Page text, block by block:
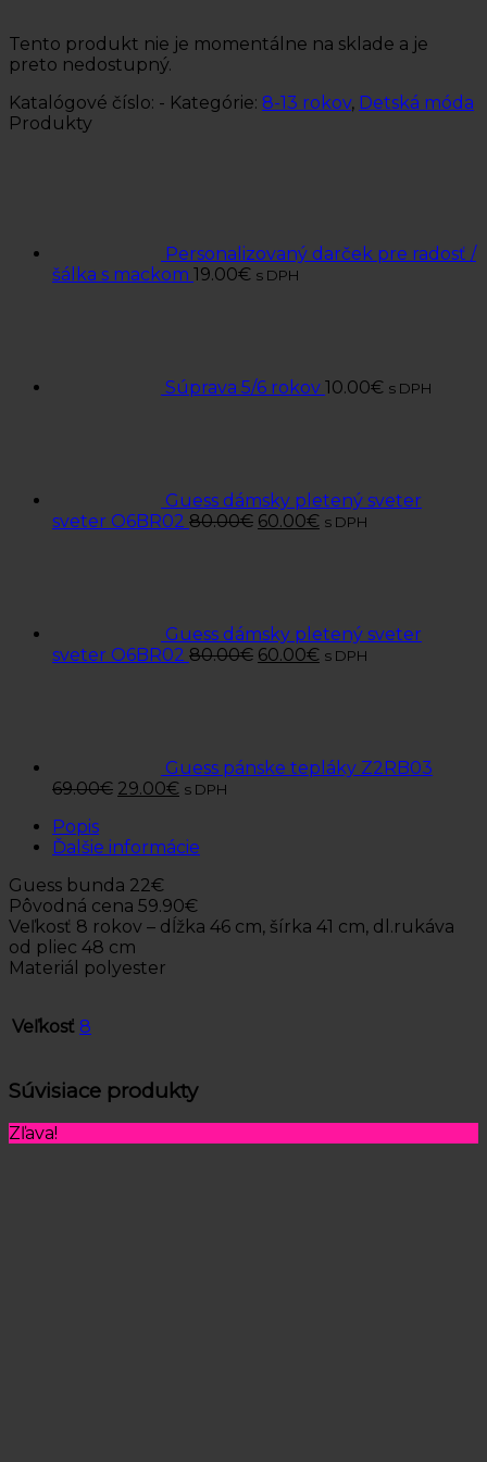
Tento produkt nie je momentálne na sklade a je
preto nedostupný.
Katalógové číslo: - Kategórie: 8-13 rokov, Detská móda
Produkty
Personalizovaný darček pre radosť /
šálka s mackom 19.00€ s DPH
Súprava 5/6 rokov 10.00€ s DPH
Guess dámsky pletený sveter
sveter O6BR02 80.00€ 60.00€ s DPH
Guess dámsky pletený sveter
sveter O6BR02 80.00€ 60.00€ s DPH
Guess pánske tepláky Z2RB03
69.00€ 29.00€ s DPH
Popis
Ďalšie informácie
Guess bunda 22€
Pôvodná cena 59.90€
Veľkosť 8 rokov – dĺžka 46 cm, šírka 41 cm, dl.rukáva
od pliec 48 cm
Materiál polyester
Veľkosť 8
Súvisiace produkty
Zľava!